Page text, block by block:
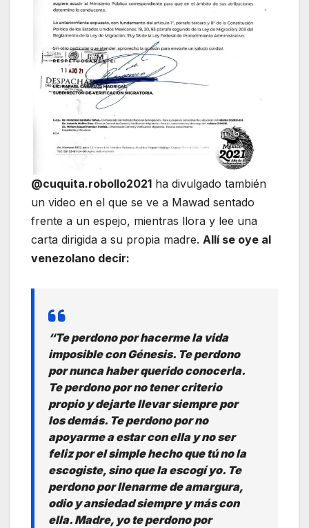
@cuquita.robollo2021 ha divulgado también
un video en el que se ve a Mawad sentado
frente a un espejo, mientras llora y lee una
carta dirigida a su propia madre. Allí se oye al
venezolano decir:
“Te perdono por hacerme la vida
imposible con Génesis. Te perdono
por nunca haber querido conocerla.
Te perdono por no tener criterio
propio y dejarte llevar siempre por
los demás. Te perdono por no
apoyarme a estar con ella y no ser
feliz por el simple hecho que tú no la
escogiste, sino que la escogí yo. Te
perdono por llenarme de amargura,
odio y ansiedad siempre y más con
ella. Madre, yo te perdono por